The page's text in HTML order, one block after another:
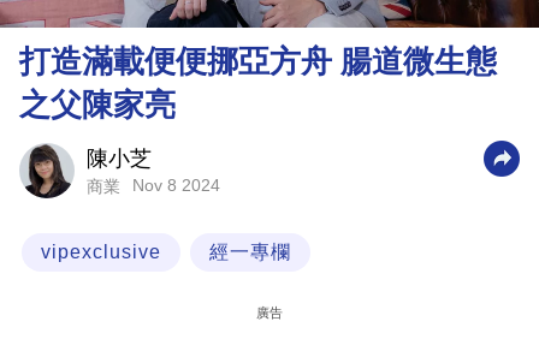
理
財
商
科
打造滿載便便挪亞方舟 腸道微生態
之父陳家亮
陳小芝
商業 Nov 8 2024
vipexclusive 經一專欄
廣告